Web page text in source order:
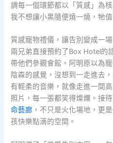
調每一個環節都以「質感」為
我不想讓小黑隨便燒一燒，牠值
質感寵物禮儀，讓告別變成一
兩兄弟直接預約了Box Hotel的
帶他們參觀會館。阿明原以為
陰森的感覺，沒想到一走進去
有輕柔的音樂，就像走進一間
照片，每一張都笑得燦爛。接
命藝廊 ，不只是火化場地，更
孩快樂點滴的空間。